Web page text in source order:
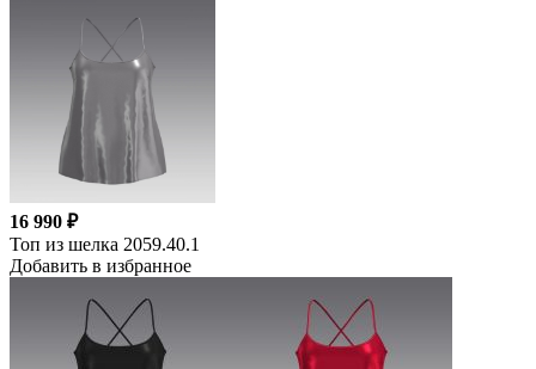
16 990 ₽
Топ из шелка 2059.40.1
Добавить в избранное